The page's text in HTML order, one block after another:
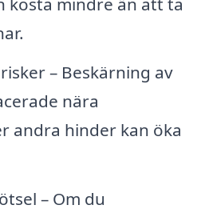
– Beskärning av
nära
andra hinder kan öka
– Om du